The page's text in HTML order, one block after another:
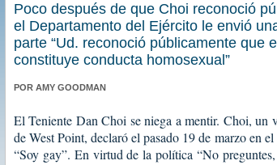
Poco después de que Choi reconoció
el Departamento del Ejército le envió
parte “Ud. reconoció públicamente que
constituye conducta homosexual”
POR AMY GOODMAN
El Teniente Dan Choi se niega a mentir. Choi, un
de West Point, declaró el pasado 19 de marzo en
“Soy gay”. En virtud de la política “No